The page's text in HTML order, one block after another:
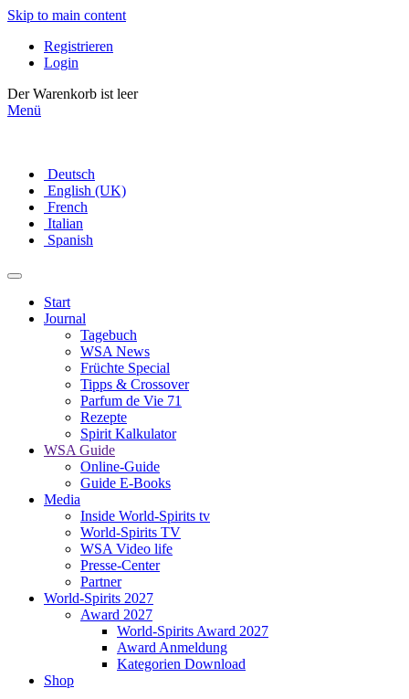
Skip to main content
Registrieren
Login
Der Warenkorb ist leer
Menü
Deutsch
English (UK)
French
Italian
Spanish
Start
Journal
Tagebuch
WSA News
Früchte Special
Tipps & Crossover
Parfum de Vie 71
Rezepte
Spirit Kalkulator
WSA Guide
Online-Guide
Guide E-Books
Media
Inside World-Spirits tv
World-Spirits TV
WSA Video life
Presse-Center
Partner
World-Spirits 2027
Award 2027
World-Spirits Award 2027
Award Anmeldung
Kategorien Download
Shop